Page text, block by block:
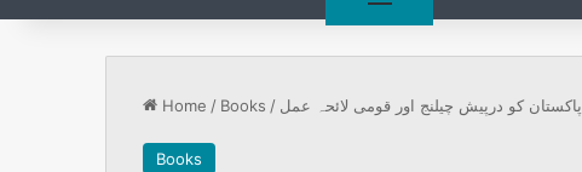
Home / Books / پاکستان کو درپیش چیلنج اور قومی لائحہ عمل
Books